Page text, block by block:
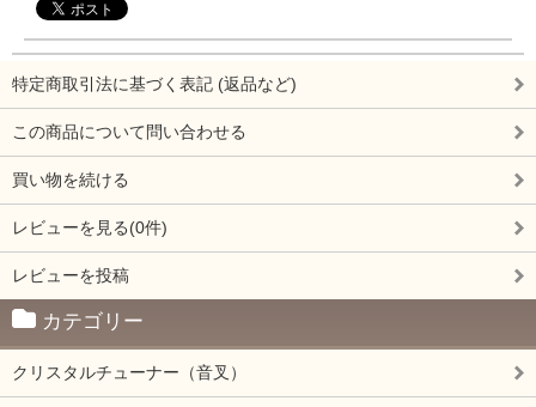
特定商取引法に基づく表記 (返品など)
この商品について問い合わせる
買い物を続ける
レビューを見る(0件)
レビューを投稿
カテゴリー
クリスタルチューナー（音叉）